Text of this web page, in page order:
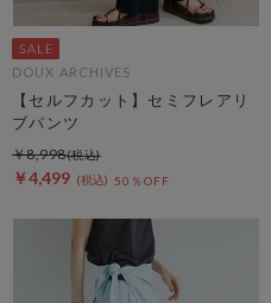
DOUX ARCHIVES
【セルフカット】セミフレアリ
ブパンツ
￥4,499 50％OFF
￥8,998